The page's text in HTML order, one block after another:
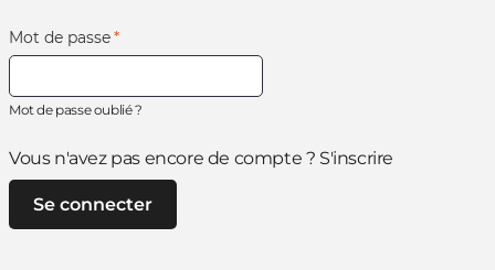
Mot de passe*
Mot de passe oublié ?
Vous n'avez pas encore de compte ? S'inscrire